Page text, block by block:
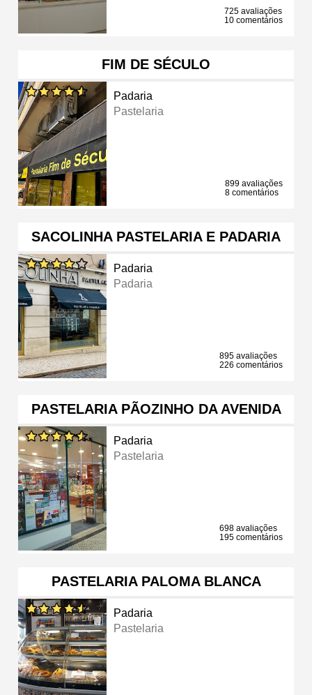
725 avaliações
10 comentários
FIM DE SÉCULO
Padaria
Pastelaria
899 avaliações
8 comentários
SACOLINHA PASTELARIA E PADARIA
Padaria
Padaria
895 avaliações
226 comentários
PASTELARIA PÃOZINHO DA AVENIDA
Padaria
Pastelaria
698 avaliações
195 comentários
PASTELARIA PALOMA BLANCA
Padaria
Pastelaria